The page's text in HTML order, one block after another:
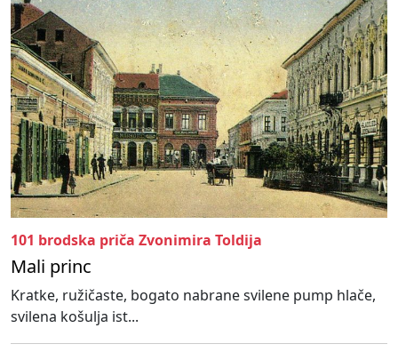
101 brodska priča Zvonimira Toldija
Mali princ
Kratke, ružičaste, bogato nabrane svilene pump hlače,
svilena košulja ist...